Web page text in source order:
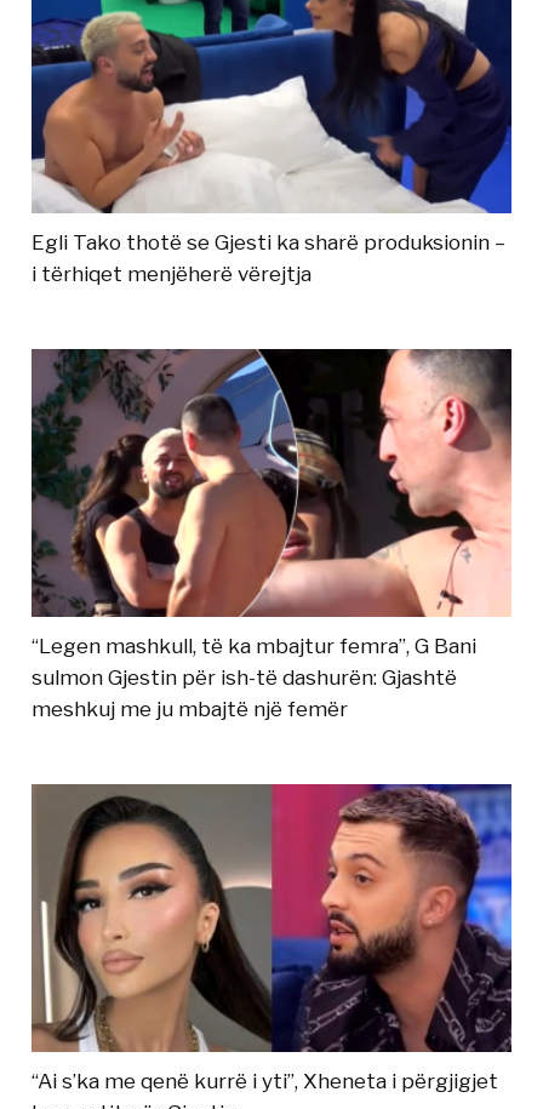
Egli Tako thotë se Gjesti ka sharë produksionin –
i tërhiqet menjëherë vërejtja
“Legen mashkull, të ka mbajtur femra”, G Bani
sulmon Gjestin për ish-të dashurën: Gjashtë
meshkuj me ju mbajtë një femër
“Ai s’ka me qenë kurrë i yti”, Xheneta i përgjigjet